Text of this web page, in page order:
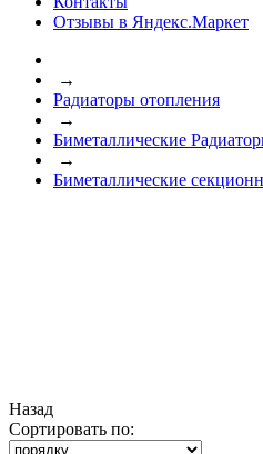
Отзывы в Яндекс.Маркет
→
Радиаторы отопления
→
Биметаллические
→
Биметаллические
Назад
Сортировать по: